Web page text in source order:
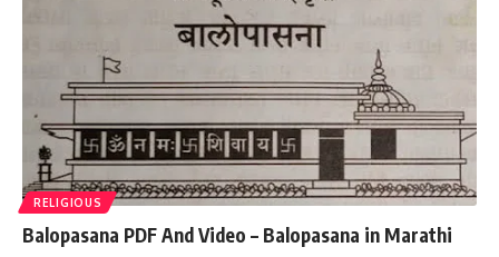
RELIGIOUS
Balopasana PDF And Video – Balopasana in Marathi